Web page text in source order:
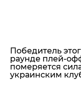
Победитель
раунде плей-
померяется
украинским